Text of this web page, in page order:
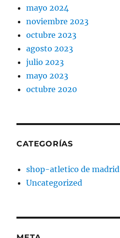
mayo 2024
noviembre 2023
octubre 2023
agosto 2023
julio 2023
mayo 2023
octubre 2020
CATEGORÍAS
shop-atletico de madrid
Uncategorized